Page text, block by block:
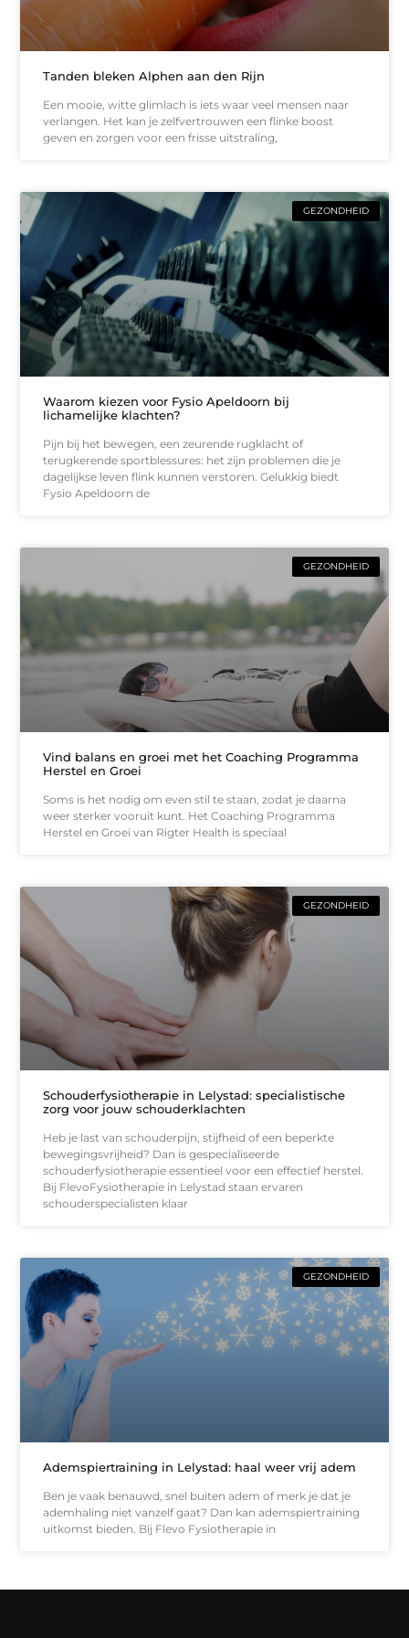
Tanden bleken Alphen aan den Rijn
Een mooie, witte glimlach is iets waar veel mensen naar
verlangen. Het kan je zelfvertrouwen een flinke boost
geven en zorgen voor een frisse uitstraling,
GEZONDHEID
Waarom kiezen voor Fysio Apeldoorn bij
lichamelijke klachten?
Pijn bij het bewegen, een zeurende rugklacht of
terugkerende sportblessures: het zijn problemen die je
dagelijkse leven flink kunnen verstoren. Gelukkig biedt
Fysio Apeldoorn de
GEZONDHEID
Vind balans en groei met het Coaching Programma
Herstel en Groei
Soms is het nodig om even stil te staan, zodat je daarna
weer sterker vooruit kunt. Het Coaching Programma
Herstel en Groei van Rigter Health is speciaal
GEZONDHEID
Schouderfysiotherapie in Lelystad: specialistische
zorg voor jouw schouderklachten
Heb je last van schouderpijn, stijfheid of een beperkte
bewegingsvrijheid? Dan is gespecialiseerde
schouderfysiotherapie essentieel voor een effectief herstel.
Bij FlevoFysiotherapie in Lelystad staan ervaren
schouderspecialisten klaar
GEZONDHEID
Ademspiertraining in Lelystad: haal weer vrij adem
Ben je vaak benauwd, snel buiten adem of merk je dat je
ademhaling niet vanzelf gaat? Dan kan ademspiertraining
uitkomst bieden. Bij Flevo Fysiotherapie in